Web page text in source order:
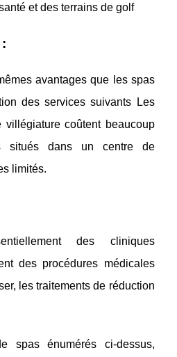
et des terrains de golf
avantages que les spas
des services suivants Les
coûtent beaucoup
situés dans un centre de
limités.
des cliniques
des procédures médicales
les traitements de réduction
énumérés ci-dessus,